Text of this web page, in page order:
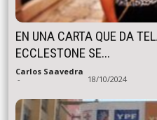
EN UNA CARTA QUE DA
ECCLESTONE SE...
Carlos Saavedra
- 18/10/2024